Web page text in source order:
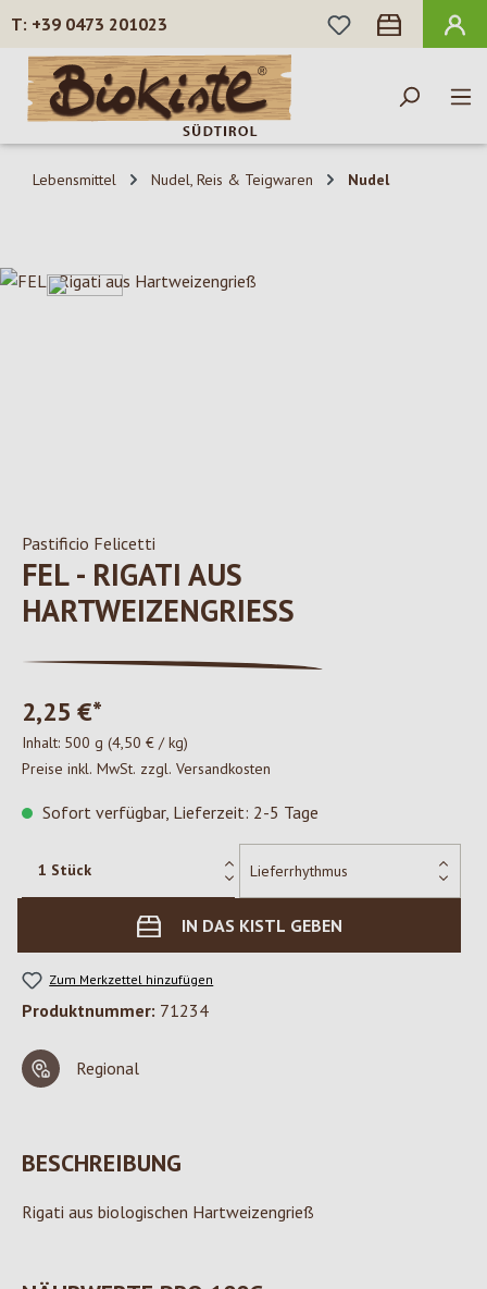
Zum Hauptinhalt springen
+39 0473 201023
DU HAST 0
Lebensmittel Nudel, Reis & Teigwaren Nudel
Bildergalerie überspringen
Pastificio Felicetti
FEL - RIGATI AUS
HARTWEIZENGRIESS
2,25 €*
Inhalt: 500 g (4,50 € / kg)
Preise inkl. MwSt. zzgl. Versandkosten
Sofort verfügbar, Lieferzeit: 2-5 Tage
IN DAS KISTL GEBEN
Zum Merkzettel hinzufügen
Produktnummer: 71234
Regional
BESCHREIBUNG
Rigati aus biologischen Hartweizengrieß